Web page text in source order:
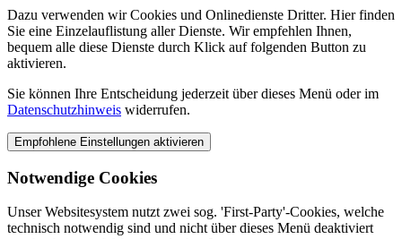
Dazu verwenden wir Cookies und Onlinedienste Dritter. Hier finden
Sie eine Einzelauflistung aller Dienste. Wir empfehlen Ihnen,
bequem alle diese Dienste durch Klick auf folgenden Button zu
aktivieren.
Sie können Ihre Entscheidung jederzeit über dieses Menü oder im
Datenschutzhinweis widerrufen.
Notwendige Cookies
Unser Websitesystem nutzt zwei sog. 'First-Party'-Cookies, welche
technisch notwendig sind und nicht über dieses Menü deaktiviert